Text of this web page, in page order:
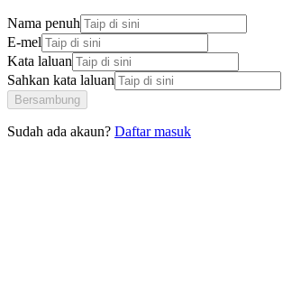
Nama penuh
E-mel
Kata laluan
Sahkan kata laluan
Bersambung
Sudah ada akaun? Daftar masuk